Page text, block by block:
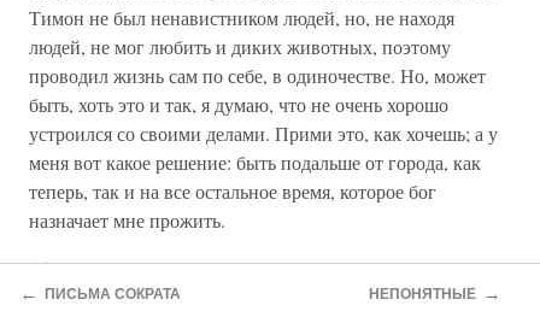
Тимон не был ненавистником людей, но, не находя
людей, не мог любить и диких животных, поэтому
проводил жизнь сам по себе, в одиночестве. Но, может
быть, хоть это и так, я думаю, что не очень хорошо
устроился со своими делами. Прими это, как хочешь; а у
меня вот какое решение: быть подальше от города, как
теперь, так и на все остальное время, которое бог
назначает мне прожить.
25.? — ПЛАТОНУ
← ПИСЬМА СОКРАТА НЕПОНЯТНЫЕ →